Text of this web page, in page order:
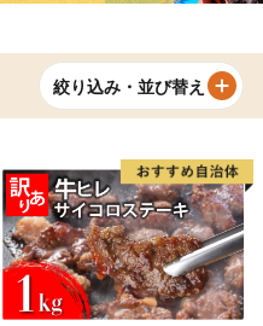
絞り込み・並び替え